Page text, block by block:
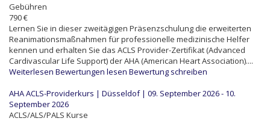
Gebühren
790 €
Lernen Sie in dieser zweitägigen Präsenzschulung die erweiterten
Reanimationsmaßnahmen für professionelle medizinische Helfer
kennen und erhalten Sie das ACLS Provider-Zertifikat (Advanced
Cardivascular Life Support) der AHA (American Heart Association)....
Weiterlesen Bewertungen lesen Bewertung schreiben
AHA ACLS-Providerkurs | Düsseldof | 09. September 2026 - 10.
September 2026
ACLS/ALS/PALS Kurse